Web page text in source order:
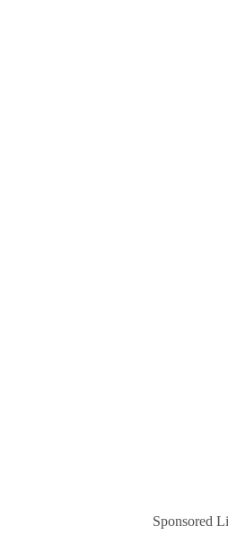
Sponsored